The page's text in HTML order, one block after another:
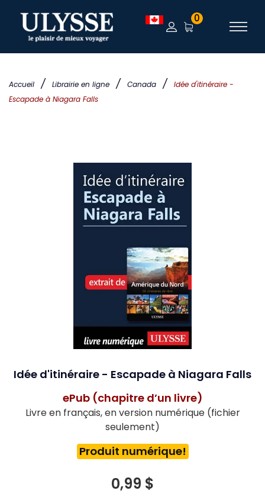
Accueil / Librairie en ligne / Canada /
Idée d'itinéraire -
Escapade à Niagara Falls
0
Idée d'itinéraire - Escapade à Niagara Falls
ePub (chapitre d’un livre)
Livre en français, en version numérique (fichier
seulement)
Produit numérique!
0,99 $